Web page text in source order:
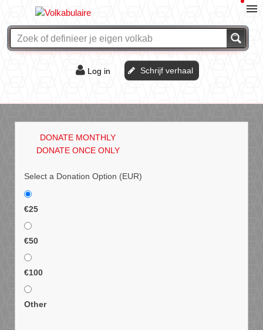
Log in Schrijf verhaal
DONATE MONTHLY
DONATE ONCE ONLY
Select a Donation Option (EUR)
€25
€50
€100
Other